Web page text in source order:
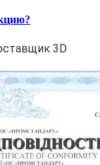
3D